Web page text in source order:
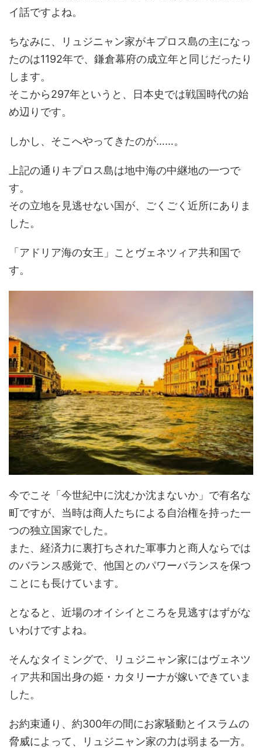
イ話ですよね。
ちなみに、リュジニャン家がキプロス島の主になっ
たのは1192年で、鎌倉幕府の成立年と同じだったり
します。
そこから297年というと、日本史では戦国時代の始
め辺りです。
しかし、そこへやってきたのが……。
上記の通りキプロス島は地中海の中継地の一つで
す。
その立地を見逃せない国が、ごくごく近所にありま
した。
「アドリア海の女王」ことヴェネツィア共和国で
す。
今でこそ「今世紀中に沈むか沈まないか」で有名な
町ですが、当時は商人たちによる自治権を持った一
つの独立国家でした。
また、経済力に裏打ちされた軍事力と商人ならでは
のバランス感覚で、他国とのパワーバランスを保つ
ことにも長けています。
となると、近場のオイシイところを見逃すはずがな
いわけですよね。
そんなタイミングで、リュジニャン家にはヴェネツ
ィア共和国出身の姫・カタリーナが嫁いできていま
した。
お約束通り、約300年の間にお家騒動とイスラムの
脅威によって、リュジニャン家の力は弱まる一方。